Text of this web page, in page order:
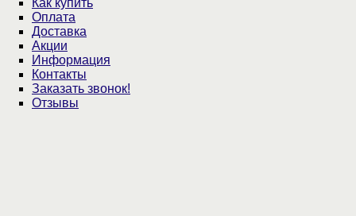
Оплата
Доставка
Акции
Информация
Контакты
Заказать звонок!
Отзывы